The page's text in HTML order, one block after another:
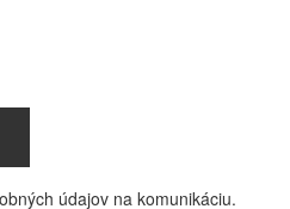
údajov na komunikáciu.